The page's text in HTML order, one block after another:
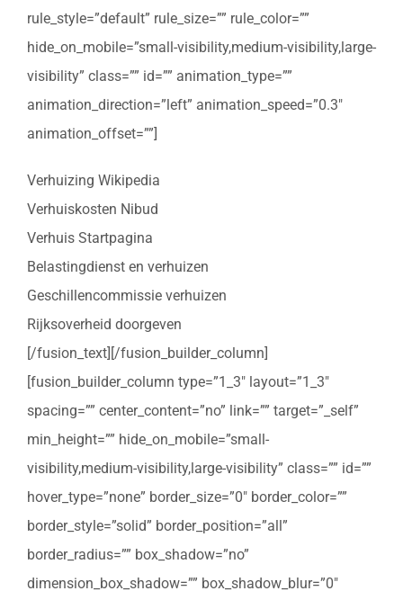
rule_style=”default” rule_size=”” rule_color=””
hide_on_mobile=”small-visibility,medium-visibility,large-
visibility” class=”” id=”” animation_type=””
animation_direction=”left” animation_speed=”0.3″
animation_offset=””]
Verhuizing Wikipedia
Verhuiskosten Nibud
Verhuis Startpagina
Belastingdienst en verhuizen
Geschillencommissie verhuizen
Rijksoverheid doorgeven
[/fusion_text][/fusion_builder_column]
[fusion_builder_column type=”1_3″ layout=”1_3″
spacing=”” center_content=”no” link=”” target=”_self”
min_height=”” hide_on_mobile=”small-
visibility,medium-visibility,large-visibility” class=”” id=””
hover_type=”none” border_size=”0″ border_color=””
border_style=”solid” border_position=”all”
border_radius=”” box_shadow=”no”
dimension_box_shadow=”” box_shadow_blur=”0″